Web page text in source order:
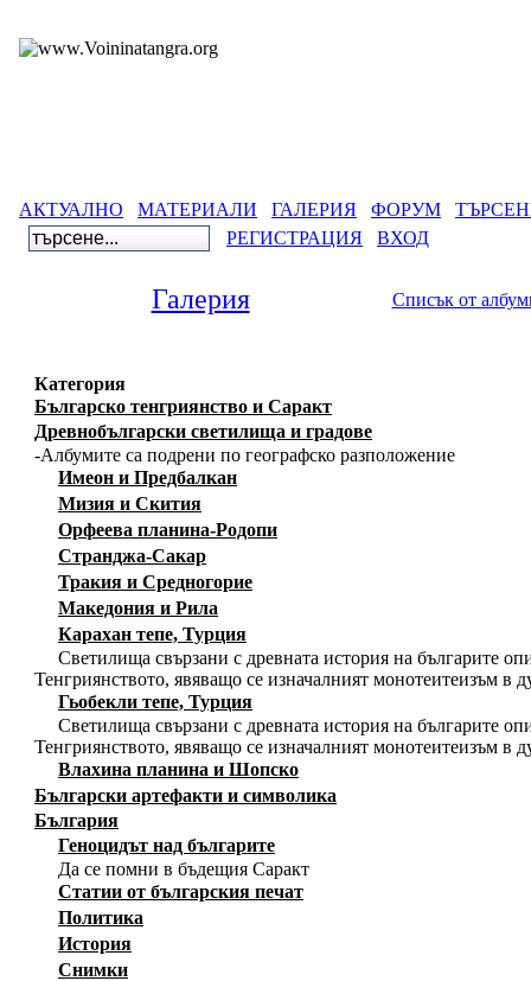
АКТУАЛНО МАТЕРИАЛИ ГАЛЕРИЯ ФОРУМ
РЕГИСТРАЦИЯ
ВХОД
Галерия Списък от
Категория
Българско тенгриянство и Саракт
Древнобългарски светилища и градове
-Албумите са подрени по географско разположение
Имеон и Предбалкан
Мизия и Скития
Орфеева планина-Родопи
Странджа-Сакар
Тракия и Средногорие
Македония и Рила
Карахан тепе, Турция
Светилища свързани с древната история на българите
Тенгриянството, явяващо се изначалният монотеитеизъм в
Гьобекли тепе, Турция
Светилища свързани с древната история на българите
Тенгриянството, явяващо се изначалният монотеитеизъм в
Влахина планина и Шопско
Български артефакти и символика
България
Геноцидът над българите
Да се помни в бъдещия Саракт
Статии от българския печат
Политика
История
Снимки